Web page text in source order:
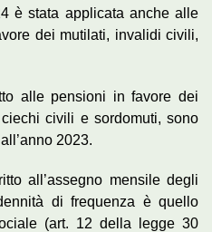
è stata applicata anche alle
dei mutilati, invalidi civili,
alle pensioni in favore dei
civili e sordomuti, sono
2023.
all’assegno mensile degli
di frequenza è quello
(art. 12 della legge 30